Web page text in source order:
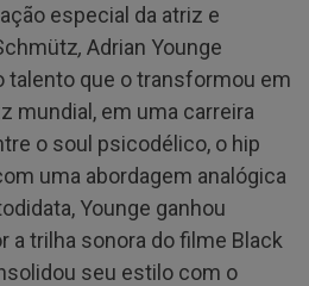
especial da atriz e
, Adrian Younge
talento que o transformou em
mundial, em uma carreira
o soul psicodélico, o hip
uma abordagem analógica
Younge ganhou
a trilha sonora do filme Black
seu estilo com o